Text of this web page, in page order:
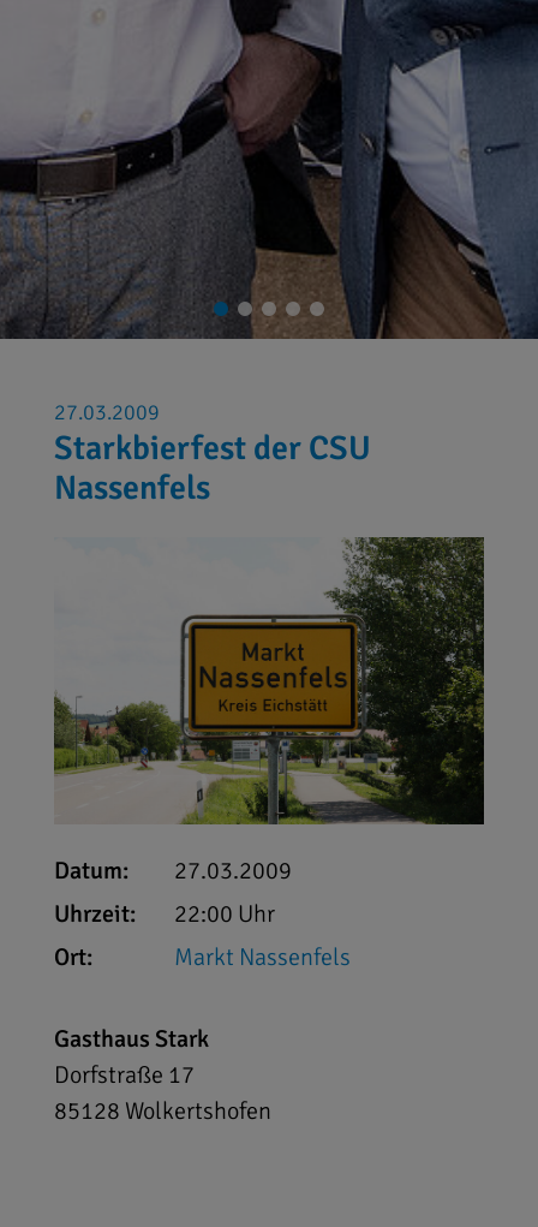
27.03.2009
Starkbierfest der CSU
Nassenfels
Datum:
27.03.2009
Uhrzeit:
22:00 Uhr
Ort:
Markt Nassenfels
Gasthaus Stark
Dorfstraße 17
85128 Wolkertshofen